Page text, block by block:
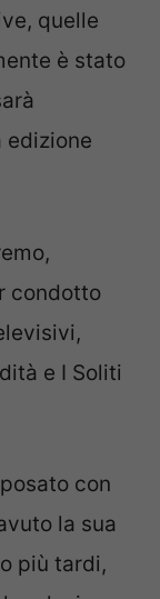
quelle
è stato
edizione
condotto
e I Soliti
con
la sua
più tardi,